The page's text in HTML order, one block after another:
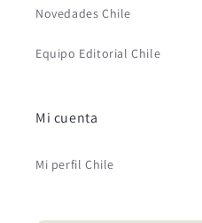
Novedades Chile
Equipo Editorial Chile
Mi cuenta
Mi perfil Chile